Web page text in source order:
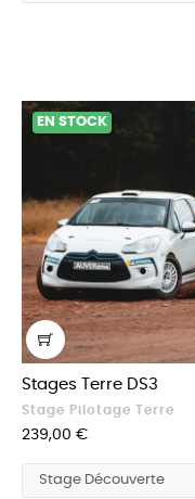
EN STOCK
Stages Terre DS3
Stage Pilotage Terre
Prix
239,00 €